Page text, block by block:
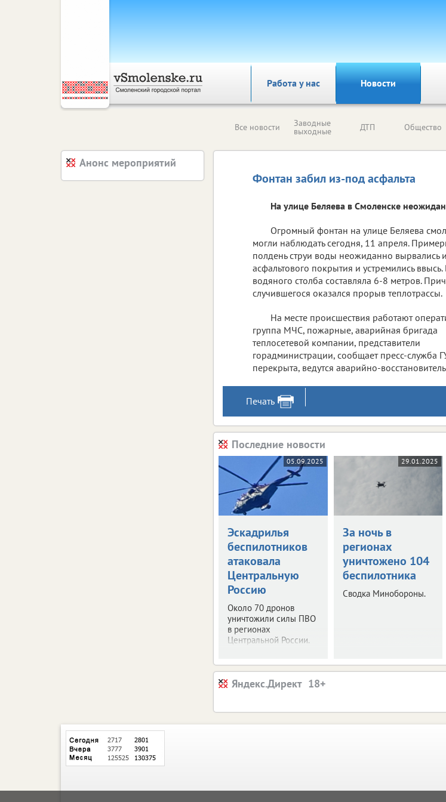
Работа у нас Новости
Все новости Заводные
выходные ДТП Общество
Фонтан забил из-под асфальта
На улице Беляева в Смоленске
Огромный фонтан на улице Беляева
могли наблюдать сегодня, 11 апреля.
полдень струи воды неожиданно вырвались
асфальтового покрытия и устремились ввысь.
водяного столба составляла 6-8 метров.
случившегося оказался прорыв теплотрассы.
На месте происшествия работают
группа МЧС, пожарные, аварийная бригада
теплосетевой компании, представители
горадминистрации, сообщает пресс-служба
перекрыта, ведутся аварийно-
Печать
Последние новости
05.09.2025
Эскадрилья
беспилотников
атаковала
Центральную
Россию
Около 70 дронов
уничтожили силы ПВО
в регионах
Центральной России.
29.01.2025
За ночь в
регионах
уничтожено 104
беспилотника
Сводка Минобороны.
Яндекс.Директ
Анонс мероприятий